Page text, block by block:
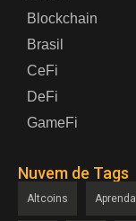
Blockchain
Brasil
CeFi
DeFi
GameFi
Nuvem de Tags
Altcoins Aprenda